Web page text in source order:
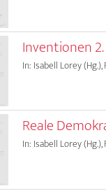
Inventionen
In: Isabell Lorey
Reale
In: Isabell Lorey